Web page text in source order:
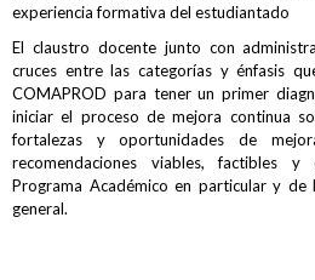
experiencia formativa del estudiantado
El claustro docente junto con
cruces entre las categorías y énfasis
COMAPROD para tener un primer
iniciar el proceso de mejora continua
fortalezas y oportunidades de
recomendaciones viables, factibles
Programa Académico en particular y de
general.